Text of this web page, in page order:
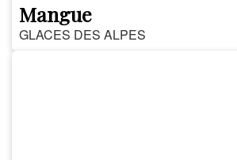
Mangue
GLACES DES ALPES